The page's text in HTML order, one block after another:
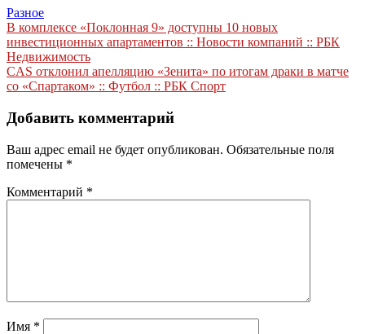
Разное
Навигация
по
записям
В комплексе «Поклонная 9» доступны 10 новых
инвестиционных апартаментов :: Новости компаний :: РБК
Недвижимость
CAS отклонил апелляцию «Зенита» по итогам драки в матче
со «Спартаком» :: Футбол :: РБК Спорт
Добавить комментарий
Ваш адрес email не будет опубликован. Обязательные поля
помечены *
Комментарий *
Имя *